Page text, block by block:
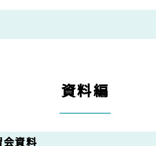
資料編
資料